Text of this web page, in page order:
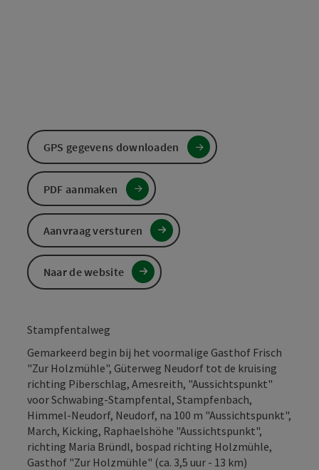
Stampfentalweg
Gemarkeerd begin bij het voormalige Gasthof Frisch
"Zur Holzmühle", Güterweg Neudorf tot de kruising
richting Piberschlag, Amesreith, "Aussichtspunkt"
voor Schwabing-Stampfental, Stampfenbach,
Himmel-Neudorf, Neudorf, na 100 m "Aussichtspunkt",
March, Kicking, Raphaelshöhe "Aussichtspunkt",
richting Maria Bründl, bospad richting Holzmühle,
Gasthof "Zur Holzmühle" (ca. 3,5 uur - 13 km)
GPS gegevens downloaden
PDF aanmaken
Aanvraag versturen
Naar de website